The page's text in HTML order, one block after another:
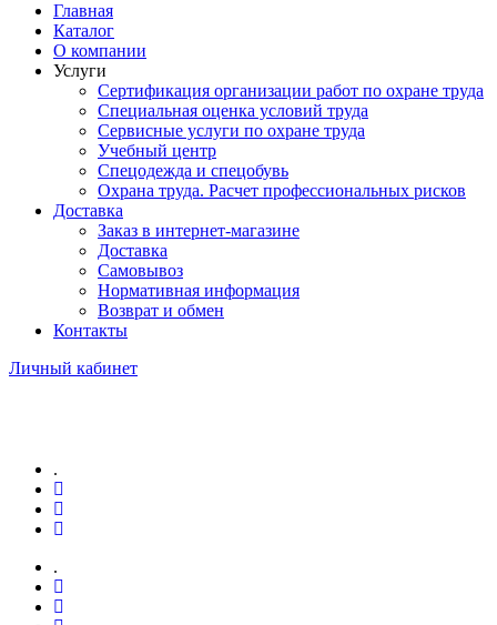
Главная
Каталог
О компании
Услуги
Сертификация организации работ по охране труда
Специальная оценка условий труда
Сервисные услуги по охране труда
Учебный центр
Спецодежда и спецобувь
Охрана труда. Расчет профессиональных рисков
Доставка
Заказ в интернет-магазине
Доставка
Самовывоз
Нормативная информация
Возврат и обмен
Контакты
Личный кабинет
.
.